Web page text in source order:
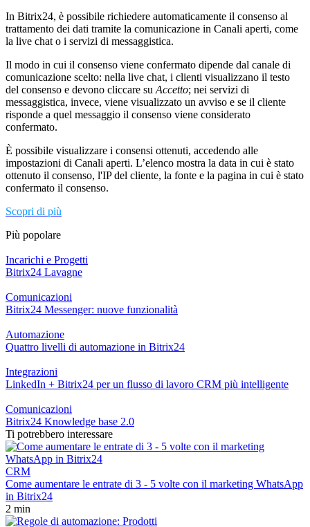
In Bitrix24, è possibile richiedere automaticamente il consenso al
trattamento dei dati tramite la comunicazione in Canali aperti, come
la live chat o i servizi di messaggistica.
Il modo in cui il consenso viene confermato dipende dal canale di
comunicazione scelto: nella live chat, i clienti visualizzano il testo
del consenso e devono cliccare suAccetto; nei servizi di
messaggistica, invece, viene visualizzato un avviso e se il cliente
risponde a quel messaggio il consenso viene considerato
confermato.
È possibile visualizzare i consensi ottenuti, accedendo alle
impostazioni di Canali aperti. L’elenco mostra la data in cui è stato
ottenuto il consenso, l'IP del cliente, la fonte e la pagina in cui è stato
confermato il consenso.
Scopri di più
Più popolare
Incarichi e Progetti
Bitrix24 Lavagne
Comunicazioni
Bitrix24 Messenger: nuove funzionalità
Automazione
Quattro livelli di automazione in Bitrix24
Integrazioni
LinkedIn + Bitrix24 per un flusso di lavoro CRM più intelligente
Comunicazioni
Bitrix24 Knowledge base 2.0
Ti potrebbero interessare
CRM
Come aumentare le entrate di 3 - 5 volte con il marketing WhatsApp
in Bitrix24
2 min